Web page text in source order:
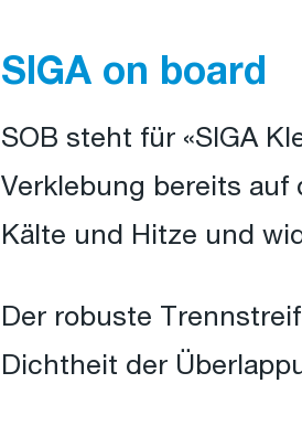
SIGA on board
SOB steht für «SIGA
Verklebung bereits auf
Kälte und Hitze und
Der robuste
Dichtheit der